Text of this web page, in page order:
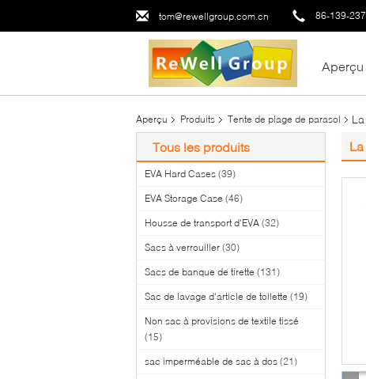
tom@rewellgroup.com.cn 86-139-
Aperçu
Aperçu Produits Tente de plage de parasol
Tous les produits
EVA Hard Cases (39)
EVA Storage Case (46)
Housse de transport d'EVA (32)
Sacs à verrouiller (30)
Sacs de banque de tirette (131)
Sac de lavage d'article de toilette (19)
Non sac à provisions de textile tissé
(15)
sac imperméable de sac à dos (21)